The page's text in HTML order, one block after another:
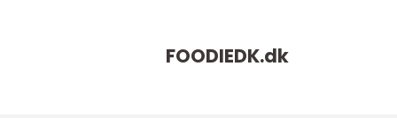
FOODIEDK.dk